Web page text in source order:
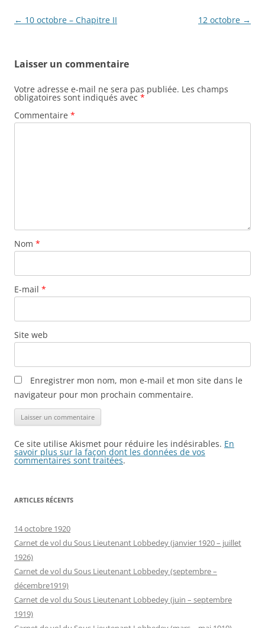
Navigation
← 10 octobre – Chapitre II 12 octobre →
Laisser un commentaire
Votre adresse e-mail ne sera pas publiée. Les champs
obligatoires sont indiqués avec *
Commentaire *
Nom *
E-mail *
Site web
Enregistrer mon nom, mon e-mail et mon site dans le
navigateur pour mon prochain commentaire.
Ce site utilise Akismet pour réduire les indésirables. En
savoir plus sur la façon dont les données de vos
commentaires sont traitées.
ARTICLES RÉCENTS
14 octobre 1920
Carnet de vol du Sous Lieutenant Lobbedey (janvier 1920 – juillet
1926)
Carnet de vol du Sous Lieutenant Lobbedey (septembre –
décembre1919)
Carnet de vol du Sous Lieutenant Lobbedey (juin – septembre
1919)